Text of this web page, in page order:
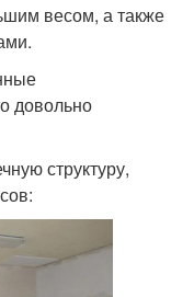
весом, а также
довольно
структуру,